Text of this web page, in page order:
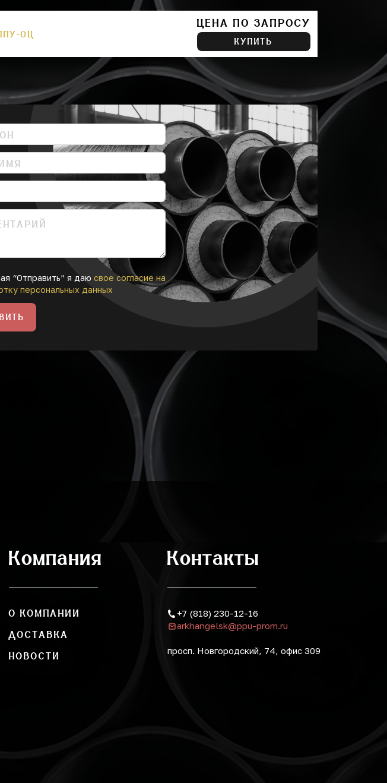
ОЦ
ЦЕНА ПО ЗАПРОСУ
КУПИТЬ
“Отправить” я даю свое согласие на
персональных данных
Компания
О КОМПАНИИ
ДОСТАВКА
НОВОСТИ
Контакты
+7 (818) 230-12-16
arkhangelsk@ppu-prom.ru
просп. Новгородский, 74, офис 309